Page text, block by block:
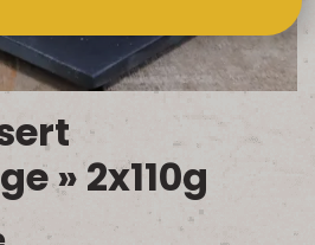
NOUS ?
BIO AU BUREAU
PRODUCTEURS
» 2x110g